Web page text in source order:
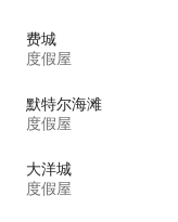
费城
度假屋
默特尔海滩
度假屋
大洋城
度假屋